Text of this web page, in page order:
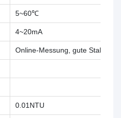
5~60℃
4~20mA
Online-Messung, gute Stabilität,
0.01NTU